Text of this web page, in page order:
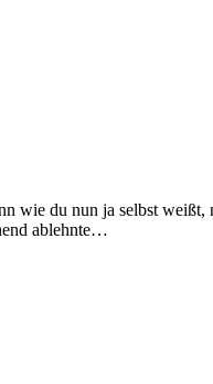
wie du nun ja selbst weißt,
ablehnte…